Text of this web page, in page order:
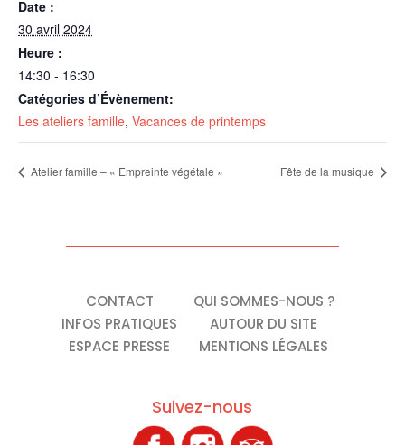
Date :
30 avril 2024
Heure :
14:30 - 16:30
Catégories d’Évènement:
Les ateliers famille, Vacances de printemps
Atelier famille – « Empreinte végétale » Fête de la musique
CONTACT
INFOS PRATIQUES
ESPACE PRESSE
QUI SOMMES-NOUS ?
AUTOUR DU SITE
MENTIONS LÉGALES
Suivez-nous